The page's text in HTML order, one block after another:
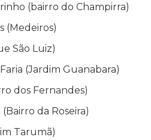
(bairro do Champirra)
(Medeiros)
São Luiz)
(Jardim Guanabara)
dos Fernandes)
da Roseira)
Tarumã)